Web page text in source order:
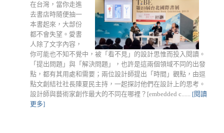
在台灣，當你走進
去書店時隨便抽一
本書起來，大部份
都不會失望。愛書
人除了文字內容，
你可能也不知不覺中，被「看不見」的設計思惟而投入閱讀。
「提出問題」與「解決問題」，也許是這兩個領域不同的出發
點，都有其用處和需要；兩位設計師提出「時間」觀點，由逗
點文創結社社長陳夏民主持，一起探討他們在設計上的思考。
設計師與藝術家創作最大的不同在哪裡？[embedded c...... [閱讀
更多]